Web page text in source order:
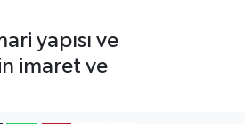
yapısı ve
imaret ve